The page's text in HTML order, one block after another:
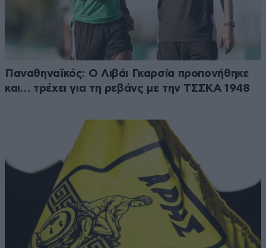
Παναθηναϊκός: Ο Λιβάι Γκαρσία προπονήθηκε
και… τρέχει για τη ρεβάνς με την ΤΣΣΚΑ 1948